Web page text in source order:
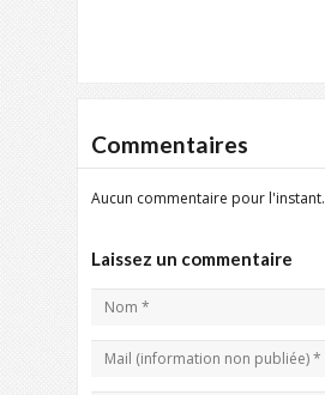
Commentaires
Aucun commentaire pour l'instant.
Laissez un commentaire